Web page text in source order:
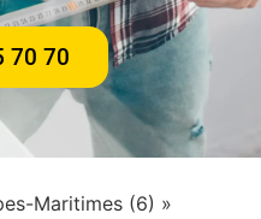
70 70
Maritimes (6) »